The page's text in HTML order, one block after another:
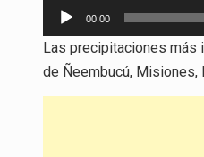
Reproductor
de
audio
00:00
Las precipitaciones más
de Ñeembucú, Misiones,